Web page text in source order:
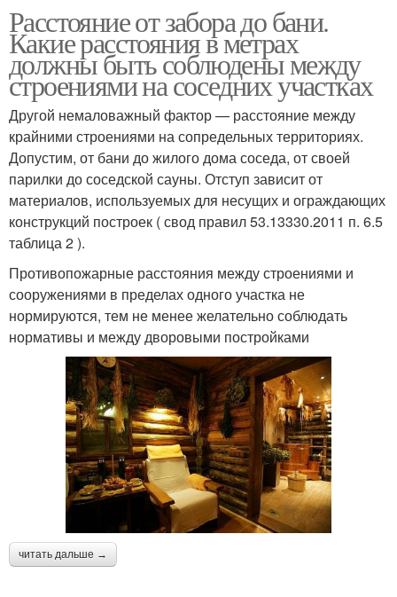
Расстояние от забора до бани.
Какие расстояния в метрах
должны быть соблюдены между
строениями на соседних участках
Другой немаловажный фактор — расстояние между
крайними строениями на сопредельных территориях.
Допустим, от бани до жилого дома соседа, от своей
парилки до соседской сауны. Отступ зависит от
материалов, используемых для несущих и ограждающих
конструкций построек ( свод правил 53.13330.2011 п. 6.5
таблица 2 ).
Противопожарные расстояния между строениями и
сооружениями в пределах одного участка не
нормируются, тем не менее желательно соблюдать
нормативы и между дворовыми постройками
читать дальше →